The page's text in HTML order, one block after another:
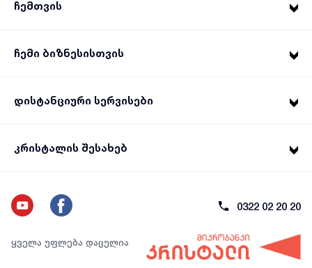
ჩემთვის
ჩემი ბიზნესისთვის
დისტანციური სერვისები
კრისტალის შესახებ
0322 02 20 20
ყველა უფლება დაცულია